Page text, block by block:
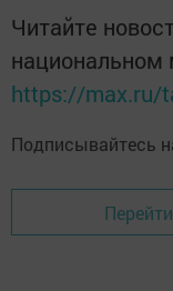
Читайте
https://max.ru/
Подписывайтесь